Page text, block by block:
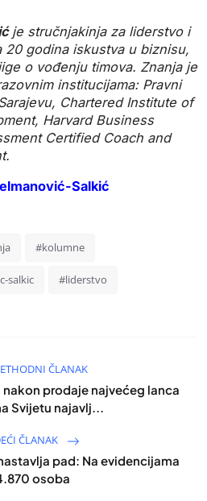
je stručnjakinja za liderstvo i
20 godina iskustva u biznisu,
o vođenju timova. Znanja je
institucijama: Pravni
Chartered Institute of
Harvard Business
Certified Coach and
Salkić
#kolumne
salkic #liderstvo
ČLANAK
nakon prodaje najvećeg lanca
Svijetu najavlj...
ČLANAK
pad: Na evidencijama
osoba